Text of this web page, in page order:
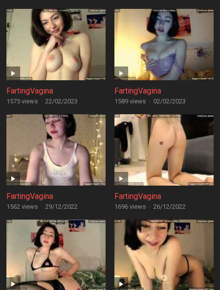
FartingVagina
1575 views · 22/02/2023
FartingVagina
1589 views · 02/02/2023
FartingVagina
1562 views · 29/12/2022
FartingVagina
1696 views · 26/12/2022